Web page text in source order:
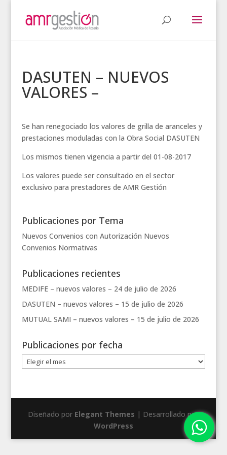
DASUTEN – NUEVOS
VALORES –
Se han renegociado los valores de grilla de aranceles y
prestaciones moduladas con la Obra Social DASUTEN
Los mismos tienen vigencia a partir del 01-08-2017
Los valores puede ser consultado en el sector
exclusivo para prestadores de AMR Gestión
Publicaciones por Tema
Nuevos Convenios con Autorización Nuevos
Convenios Normativas
Publicaciones recientes
MEDIFE – nuevos valores – 24 de julio de 2026
DASUTEN – nuevos valores – 15 de julio de 2026
MUTUAL SAMI – nuevos valores – 15 de julio de 2026
Publicaciones por fecha
Publicaciones
por
Diseñado por Elegant Themes | Desarrollado por
WordPress